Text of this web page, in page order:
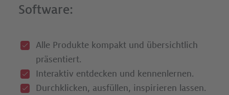
Software:
Alle Produkte kompakt und übersichtlich
präsentiert.
Interaktiv entdecken und kennenlernen.
Durchklicken, ausfüllen, inspirieren lassen.­